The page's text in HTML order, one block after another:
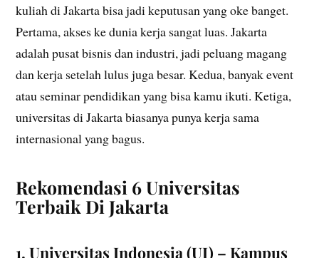
kuliah di Jakarta bisa jadi keputusan yang oke banget.
Pertama, akses ke dunia kerja sangat luas. Jakarta
adalah pusat bisnis dan industri, jadi peluang magang
dan kerja setelah lulus juga besar. Kedua, banyak event
atau seminar pendidikan yang bisa kamu ikuti. Ketiga,
universitas di Jakarta biasanya punya kerja sama
internasional yang bagus.
Rekomendasi 6 Universitas
Terbaik Di Jakarta
1. Universitas Indonesia (UI) – Kampus